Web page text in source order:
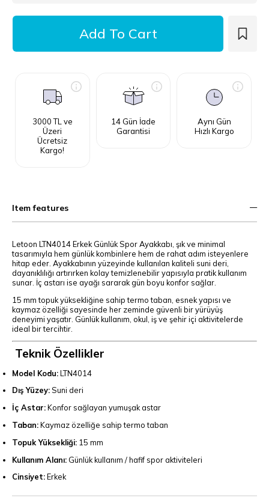
3000 TL ve
Üzeri
Ücretsiz
Kargo!
14 Gün İade
Garantisi
Aynı Gün
Hızlı Kargo
Item features
Letoon LTN4014 Erkek Günlük Spor Ayakkabı, şık ve minimal
tasarımıyla hem günlük kombinlere hem de rahat adım isteyenlere
hitap eder. Ayakkabının yüzeyinde kullanılan kaliteli suni deri,
dayanıklılığı artırırken kolay temizlenebilir yapısıyla pratik kullanım
sunar. İç astarı ise ayağı sararak gün boyu konfor sağlar.
15 mm topuk yüksekliğine sahip termo taban, esnek yapısı ve
kaymaz özelliği sayesinde her zeminde güvenli bir yürüyüş
deneyimi yaşatır. Günlük kullanım, okul, iş ve şehir içi aktivitelerde
ideal bir tercihtir.
Teknik Özellikler
Model Kodu:LTN4014
Dış Yüzey:Suni deri
İç Astar:Konfor sağlayan yumuşak astar
Taban:Kaymaz özelliğe sahip termo taban
Topuk Yüksekliği: 15 mm
Kullanım Alanı: Günlük kullanım / hafif spor aktiviteleri
Cinsiyet:Erkek